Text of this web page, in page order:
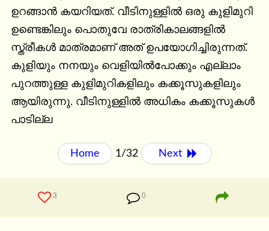
ഉറങ്ങാന്‍ കയറിയത്. വീടിനുള്ളില്‍ ഒരു കുളിമുറി
ഉണ്ടെങ്കിലും പൊതുവേ രാത്രികാലങ്ങളില്‍
സ്ത്രീകള്‍ മാത്രമാണ് അത് ഉപയോഗിച്ചിരുന്നത്.
കുളിയും നനയും വെളിയില്‍പോക്കും എല്ലാം
പുറത്തുള്ള കുളിമുറികളിലും കക്കൂസുകളിലും
ആയിരുന്നു. വീടിനുള്ളില്‍ അധികം കക്കൂസുകള്‍
പാടില്ല
Home 1/32 Next
3 0